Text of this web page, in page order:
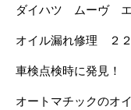
ダイハツ ムーヴ
オイル漏れ修理 ２
車検点検時に発見！
オートマチックのオ